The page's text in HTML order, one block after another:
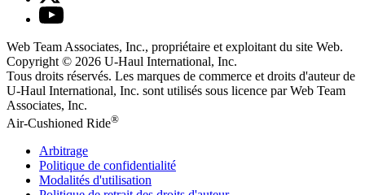
Web Team Associates, Inc., propriétaire et exploitant du site Web.
Copyright © 2026 U-Haul International, Inc.
Tous droits réservés. Les marques de commerce et droits d'auteur de
U-Haul International, Inc. sont utilisés sous licence par Web Team
Associates, Inc.
Air-Cushioned Ride®
Arbitrage
Politique de confidentialité
Modalités d'utilisation